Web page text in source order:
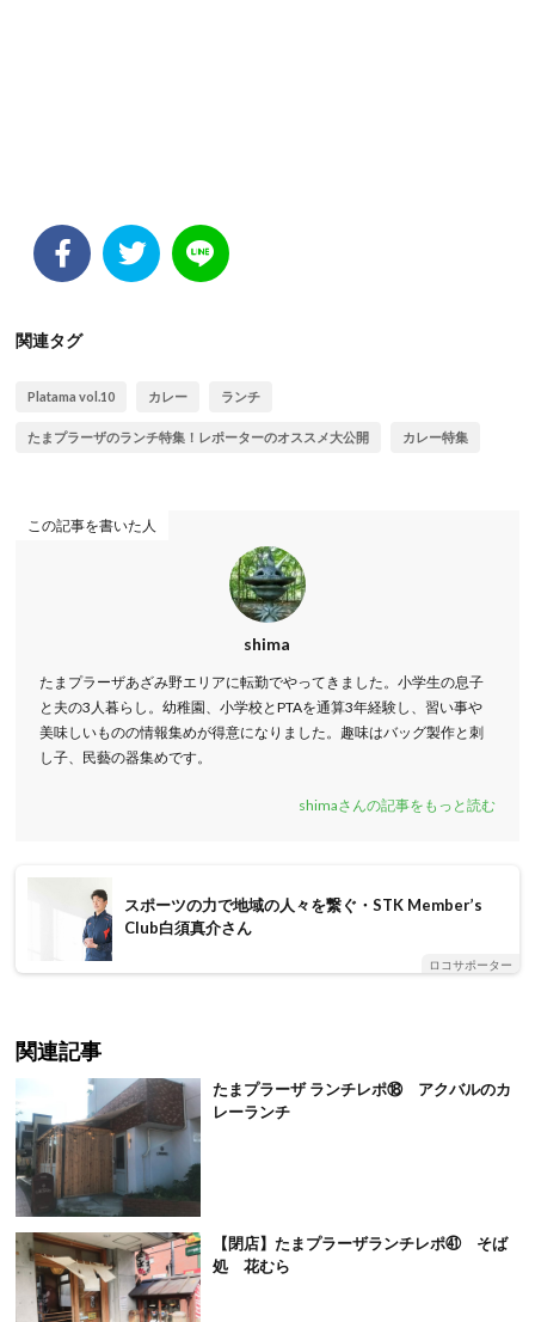
関連タグ
Platama vol.10 カレー ランチ
たまプラーザのランチ特集！レポーターのオススメ大公開 カレー特集
この記事を書いた人
shima
たまプラーザあざみ野エリアに転勤でやってきました。小学生の息子
と夫の3人暮らし。幼稚園、小学校とPTAを通算3年経験し、習い事や
美味しいものの情報集めが得意になりました。趣味はバッグ製作と刺
し子、民藝の器集めです。
shimaさんの記事をもっと読む
スポーツの力で地域の人々を繋ぐ・STK Member’s
Club白須真介さん
ロコサポーター
関連記事
たまプラーザ ランチレポ⑱ アクバルのカ
レーランチ
【閉店】たまプラーザランチレポ㊶ そば
処 花むら